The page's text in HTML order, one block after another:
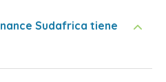
Sudafrica tiene